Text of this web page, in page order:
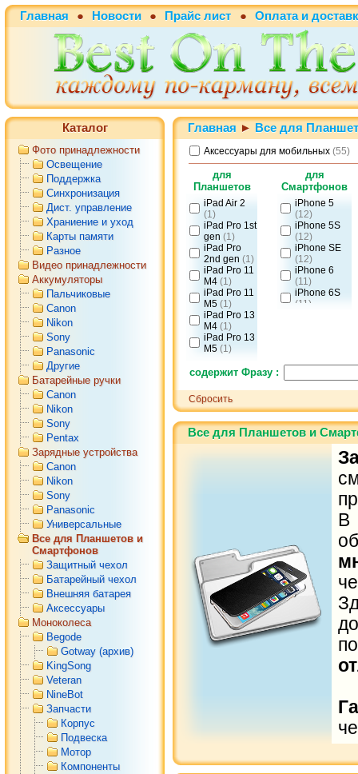
Главная ● Новости ● Прайс лист ● Оплата и
Каталог
Фото принадлежности
Освещение
Поддержка
Синхронизация
Дист. управление
Храниение и уход
Карты памяти
Разное
Видео принадлежности
Аккумуляторы
Пальчиковые
Canon
Nikon
Sony
Panasonic
Другие
Батарейные ручки
Canon
Nikon
Sony
Pentax
Зарядные устройства
Canon
Nikon
Sony
Panasonic
Универсальные
Все для Планшетов и
Смартфонов
Защитный чехол
Батарейный чехол
Внешняя батарея
Аксессуары
Моноколеса
Begode
Gotway (архив)
KingSong
Veteran
NineBot
Запчасти
Корпус
Подвеска
Мотор
Компоненты
Главная ► Все для
Аксессуары для мобильных (55)
для
Планшетов
для
Смартфонов
iPad Air 2
(1)
iPad Pro 1st
gen (1)
iPad Pro
2nd gen (1)
iPad Pro 11
M4 (1)
iPad Pro 11
M5 (1)
iPad Pro 13
M4 (1)
iPad Pro 13
M5 (1)
iPhone 5
(12)
iPhone 5S
(12)
iPhone SE
(12)
iPhone 6
(11)
iPhone 6S
(11)
iPhone 7
iPhone 8
plus(5)
iPhone X(4)
iPhone Xs
Galaxy S5
(1)
содержит Фразу :
Сбросить
Все для Планшетов и
В